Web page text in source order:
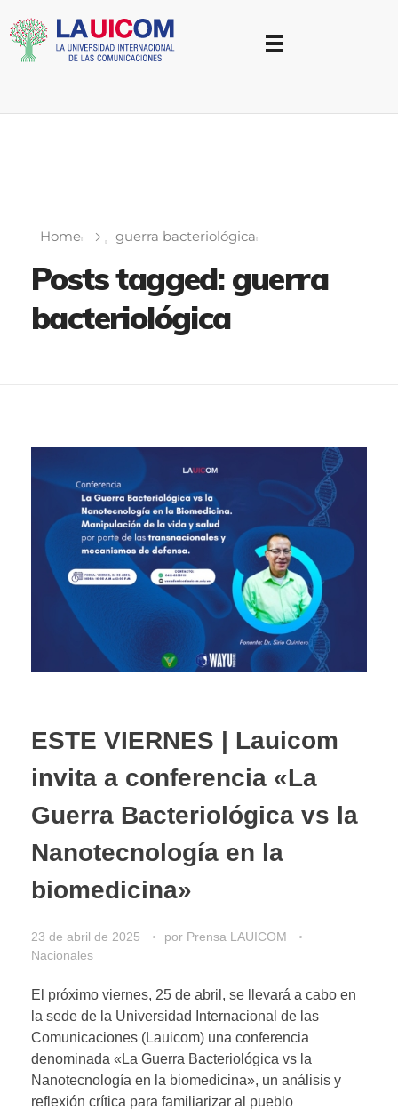
Home guerra bacteriológica
Posts tagged: guerra
bacteriológica
ESTE VIERNES | Lauicom
invita a conferencia «La
Guerra Bacteriológica vs la
Nanotecnología en la
biomedicina»
23 de abril de 2025 por Prensa LAUICOM
Nacionales
El próximo viernes, 25 de abril, se llevará a cabo en
la sede de la Universidad Internacional de las
Comunicaciones (Lauicom) una conferencia
denominada «La Guerra Bacteriológica vs la
Nanotecnología en la biomedicina», un análisis y
reflexión crítica para familiarizar al pueblo